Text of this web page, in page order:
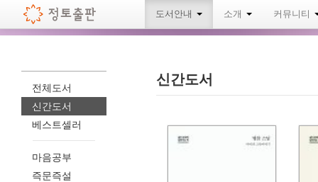
도서안내 소개 커뮤니티
신간도서
전체도서
신간도서
베스트셀러
마음공부
즉문즉설